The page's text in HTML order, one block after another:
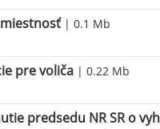
| 0.1 Mb
pre voliča | 0.22 Mb
predsedu NR SR o